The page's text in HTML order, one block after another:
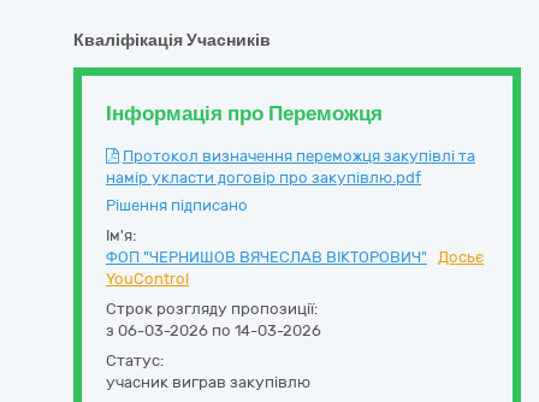
Кваліфікація Учасників
Інформація про Переможця
Протокол визначення переможця закупівлі та
намір укласти договір про закупівлю.pdf
Рішення підписано
Ім'я:
ФОП "ЧЕРНИШОВ ВЯЧЕСЛАВ ВІКТОРОВИЧ"
Досьє
YouControl
Строк розгляду пропозиції:
з 06-03-2026 по 14-03-2026
Статус:
учасник виграв закупівлю